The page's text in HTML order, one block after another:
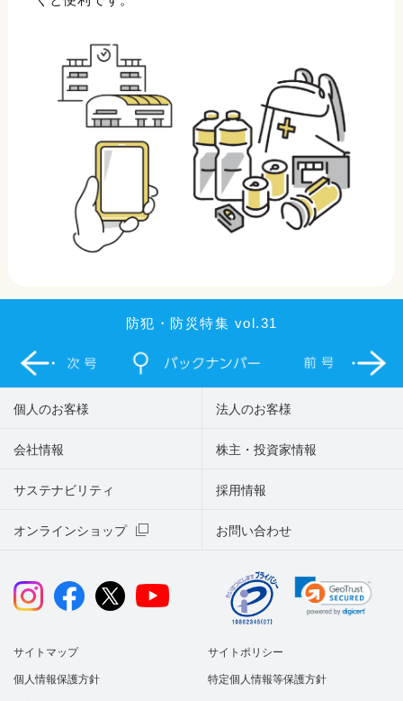
防犯・防災特集 vol.31
個人のお客様 法人のお客様
会社情報 株主・投資家情報
サステナビリティ
オンラインショップ お問い合わせ
採用情報
サイトマップ サイトポリシー
個人情報保護方針 特定個人情報等保護方針